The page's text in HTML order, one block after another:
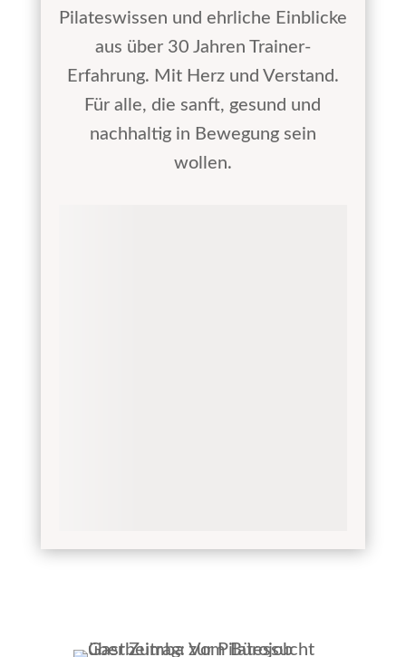
Pilateswissen und ehrliche Einblicke
aus über 30 Jahren Trainer-
Erfahrung. Mit Herz und Verstand.
Für alle, die sanft, gesund und
nachhaltig in Bewegung sein
wollen.